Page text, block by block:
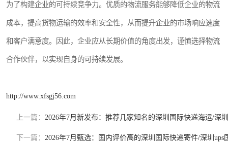
为了构建企业的可持续竞争力。优质的物流服务能够降低企业的物流
成本，提高货物运输的效率和安全性，从而提升企业的市场响应速度
和客户满意度。因此，企业应从长期价值的角度出发，谨慎选择物流
合作伙伴，以实现自身的可持续发展。
http://www.xfsgj56.com
上一篇： 2026年7月新发布：推荐几家知名的深圳国际快递海运/深
下一篇： 2026年7月甄选：国内评价高的深圳国际快递寄件/深圳